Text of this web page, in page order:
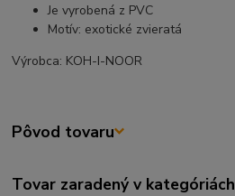
Je vyrobená z PVC
Motív: exotické zvieratá
Výrobca: KOH-I-NOOR
Pôvod tovaru
Tovar zaradený v kategóriách